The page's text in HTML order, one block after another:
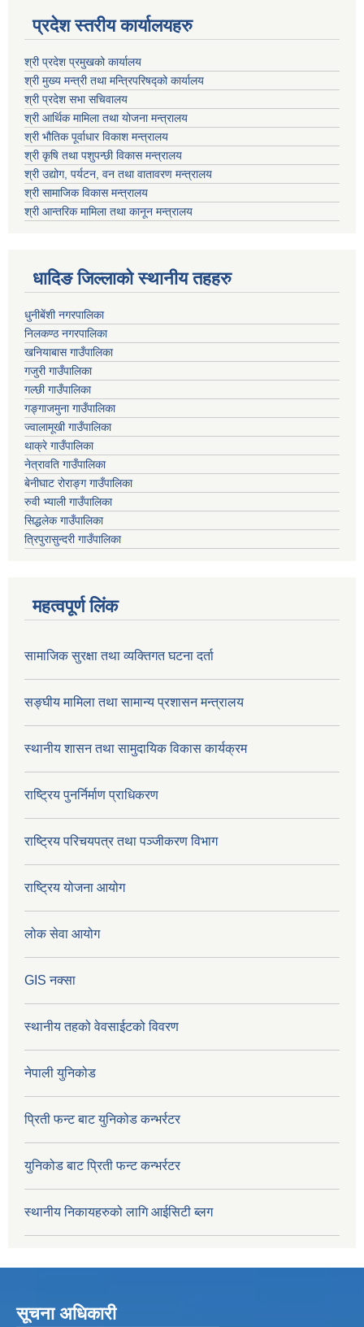
प्रदेश स्तरीय कार्यालयहरु
श्री प्रदेश प्रमुखको कार्यालय
श्री मुख्य मन्त्री तथा मन्त्रिपरिषद्को कार्यालय
श्री प्रदेश सभा सचिवालय
श्री आर्थिक मामिला तथा योजना मन्त्रालय
श्री भौतिक पूर्वाधार विकाश मन्त्रालय
श्री कृषि तथा पशुपन्छी विकास मन्त्रालय
श्री उद्योग, पर्यटन, वन तथा वातावरण मन्त्रालय
श्री सामाजिक विकास मन्त्रालय
श्री आन्तरिक मामिला तथा कानून मन्त्रालय
धादिङ जिल्लाकाे स्थानीय तहहरु
धुनीबेंशी नगरपालिका
निलकण्ठ नगरपालिका
खनियाबास गाउँपालिका
गजुरी गाउँपालिका
गल्छी गाउँपालिका
गङ्गाजमुना गाउँपालिका
ज्वालामूखी गाउँपालिका
थाक्रे गाउँपालिका
नेत्रावति गाउँपालिका
बेनीघाट रोराङ्ग गाउँपालिका
रुवी भ्याली गाउँपालिका
सिद्धलेक गाउँपालिका
त्रिपुरासुन्दरी गाउँपालिका
महत्वपूर्ण लिंक
सामाजिक सुरक्षा तथा व्यक्तिगत घटना दर्ता
सङ्घीय मामिला तथा सामान्य प्रशासन मन्त्रालय
स्थानीय शासन तथा सामुदायिक विकास कार्यक्रम
राष्ट्रिय पुनर्निर्माण प्राधिकरण
राष्ट्रिय परिचयपत्र तथा पञ्जीकरण विभाग
राष्ट्रिय योजना आयोग
लोक सेवा आयोग
GIS नक्सा
स्थानीय तहको वेवसाईटको विवरण
नेपाली युनिकोड
प्रिती फन्ट बाट युनिकोड कन्भर्रटर
युनिकोड बाट प्रिती फन्ट कन्भर्रटर
स्थानीय निकायहरुको लागि आईसिटी ब्लग
सूचना अधिकारी